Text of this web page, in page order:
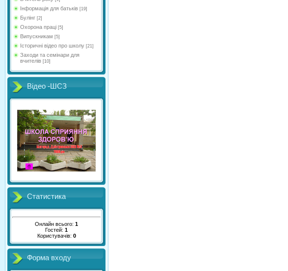
Інформація для батьків [19]
Булінг [2]
Охорона праці [5]
Випускникам [5]
Історичні відео про школу [21]
Заходи та семінари для
вчителів [10]
Відео -ШСЗ
Статистика
Онлайн всього: 1
Гостей: 1
Користувачів: 0
Форма входу